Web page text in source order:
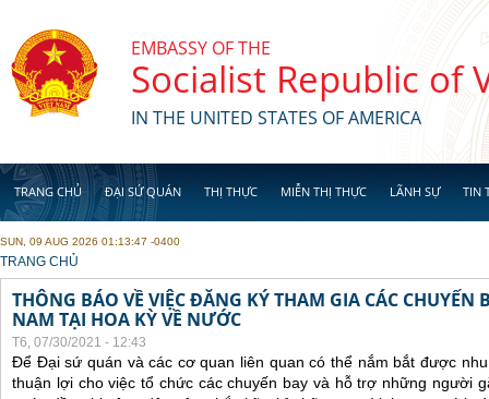
EMBASSY OF THE
Socialist Republic of
IN THE UNITED STATES OF AMERICA
TRANG CHỦ ĐẠI SỨ QUÁN THỊ THỰC MIỄN THỊ THỰC LÃNH SỰ TIN
SUN, 09 AUG 2026 01:13:47 -0400
YOU ARE HERE
TRANG CHỦ
THÔNG BÁO VỀ VIỆC ĐĂNG KÝ THAM GIA CÁC CHUYẾN
NAM TẠI HOA KỲ VỀ NƯỚC
T6, 07/30/2021 - 12:43
Để Đại sứ quán và các cơ quan liên quan có thể nắm bắt được
thuận lợi cho việc tổ chức các chuyến bay và hỗ trợ những người